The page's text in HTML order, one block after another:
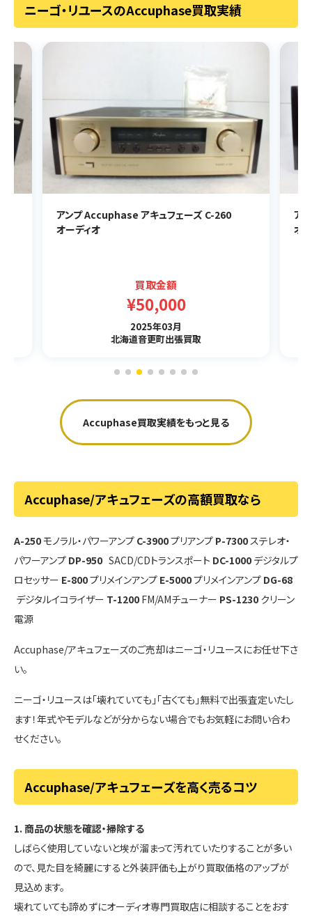
ニーゴ・リユースのAccuphase買取実績
アンプ Accuphase アキュフェーズ C-260
オーディオ
買取金額
¥50,000
2025年03月
北海道音更町出張買取
ア
オ
Accuphase買取実績をもっと見る
Accuphase/アキュフェーズの高額買取なら
A-250モノラル・パワーアンプ C-3900プリアンプ P-7300 ステレオ・
パワーアンプ DP-950 SACD/CDトランスポート DC-1000 デジタルプ
ロセッサー E-800プリメインアンプ E-5000プリメインアンプ DG-68
デジタルイコライザー T-1200 FM/AMチューナー PS-1230 クリーン
電源
Accuphase/アキュフェーズのご売却はニーゴ・リユースにお任せ下さ
い。
ニーゴ・リユースは「壊れていても」「古くても」無料で出張査定いたし
ます！年式やモデルなどが分からない場合でもお気軽にお問い合わ
せください。
Accuphase/アキュフェーズを高く売るコツ
1. 商品の状態を確認・掃除する
しばらく使用していないと埃が溜まって汚れていたりすることが多い
ので、見た目を綺麗にすると外装評価も上がり買取価格のアップが
見込めます。
壊れていても諦めずにオーディオ専門買取店に相談することをおす